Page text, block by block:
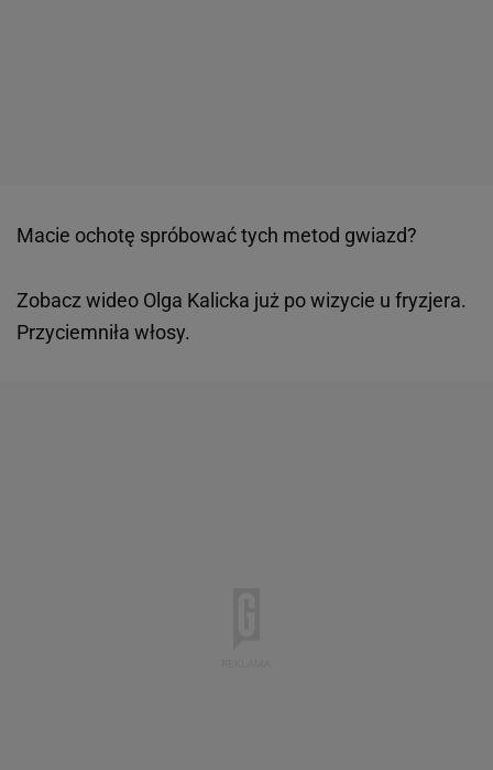
Macie ochotę spróbować tych metod gwiazd?
Zobacz wideo Olga Kalicka już po wizycie u fryzjera.
Przyciemniła włosy.